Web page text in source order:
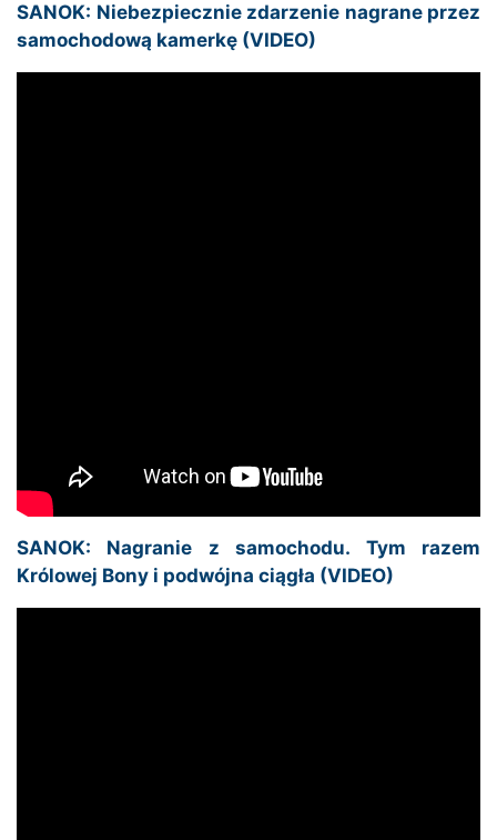
SANOK: Niebezpiecznie zdarzenie nagrane przez
samochodową kamerkę (VIDEO)
SANOK: Nagranie z samochodu. Tym razem
Królowej Bony i podwójna ciągła (VIDEO)